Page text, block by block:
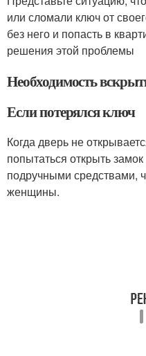
или сломали ключ от
без него и попасть в
решения этой проблемы
Необходимость
Если потерялся ключ
Когда дверь не
попытаться открыть
подручными средствами,
женщины.